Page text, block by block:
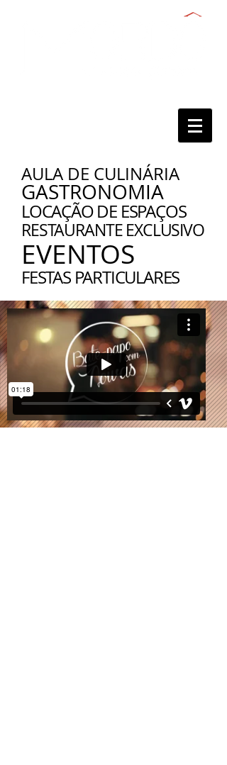
AULA DE CULINÁRIA
GASTRONOMIA
LOCAÇÃO DE ESPAÇOS
RESTAURANTE EXCLUSIVO
EVENTOS
FESTAS PARTICULARES